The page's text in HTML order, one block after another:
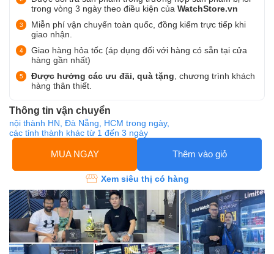
trong vòng 3 ngày theo điều kiện của WatchStore.vn
Miễn phí vận chuyển toàn quốc, đồng kiểm trực tiếp khi
giao nhận.
Giao hàng hỏa tốc (áp dụng đối với hàng có sẵn tại cửa
hàng gần nhất)
Được hưởng các ưu đãi, quà tặng , chương trình khách
hàng thân thiết.
Thông tin vận chuyển
nội thành HN, Đà Nẵng, HCM trong ngày,
các tỉnh thành khác từ 1 đến 3 ngày
MUA NGAY Thêm vào giỏ
Xem siêu thị có hàng